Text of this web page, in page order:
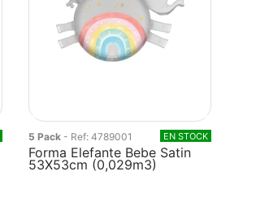
5 Pack - Ref: 4789001 EN STOCK
Forma Elefante Bebe Satin
53X53cm (0,029m3)